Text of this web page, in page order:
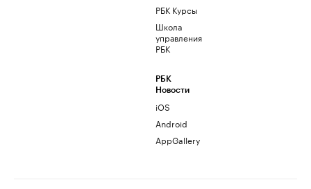
РБК Курсы
Школа
управления
РБК
РБК
Новости
iOS
Android
AppGallery